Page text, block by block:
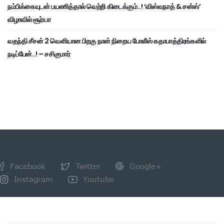
நம்பிக்கையுடன் பயணித்தால் வெற்றி கிடைக்கும்..! ‘விஸ்வநாத் & சன்ஸ்’
விழாவில் சூர்யா
வதந்தி சீசன் 2 வெளியான பிறகு நான் நிறைய போலீஸ் கதாபாத்திரங்களில்
நடிப்பேன்..! – சசிகுமார்
Facebook Twitter
Google+
Instagram
Youtube